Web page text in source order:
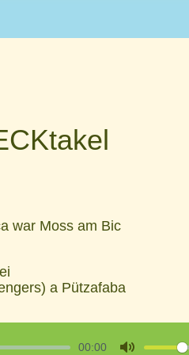
war Moss am Bic
a Pützafaba
00:00